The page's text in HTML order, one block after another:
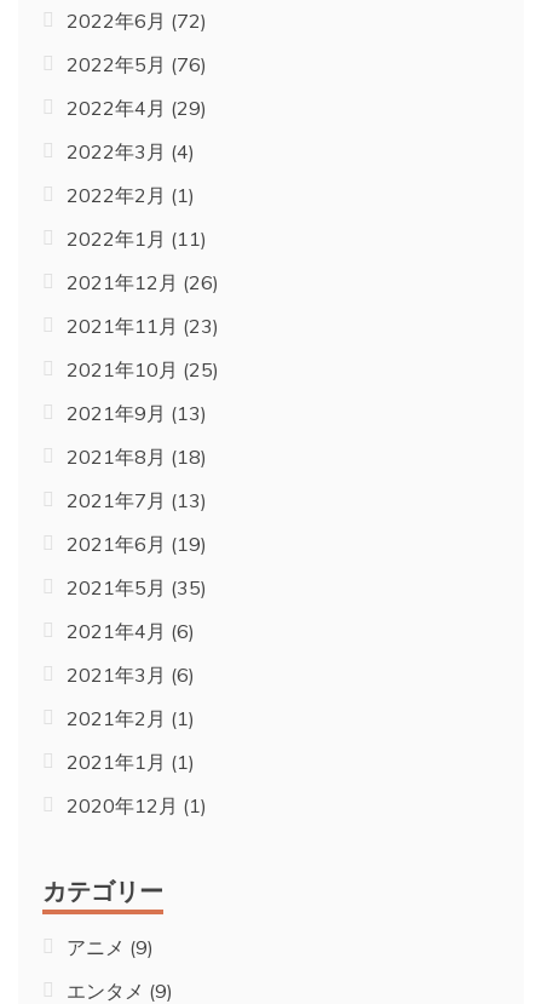
2022年6月 (72)
2022年5月 (76)
2022年4月 (29)
2022年3月 (4)
2022年2月 (1)
2022年1月 (11)
2021年12月 (26)
2021年11月 (23)
2021年10月 (25)
2021年9月 (13)
2021年8月 (18)
2021年7月 (13)
2021年6月 (19)
2021年5月 (35)
2021年4月 (6)
2021年3月 (6)
2021年2月 (1)
2021年1月 (1)
2020年12月 (1)
カテゴリー
アニメ (9)
エンタメ (9)